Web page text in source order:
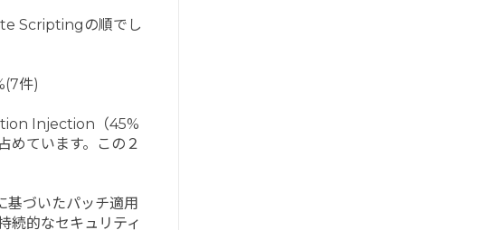
Scriptingの順でし
件)
Injection（45%
ています。この２
づいたパッチ適用
続的なセキュリティ